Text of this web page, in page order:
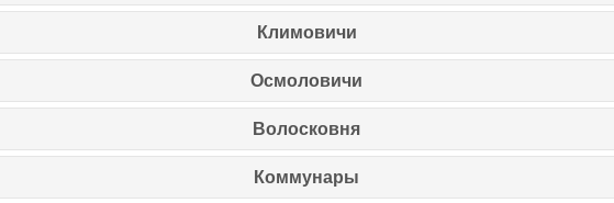
Климовичи
Осмоловичи
Волосковня
Коммунары